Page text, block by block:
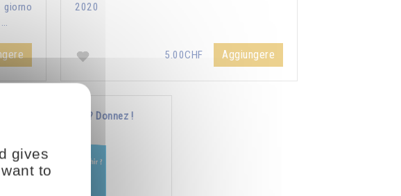
giorno
2020
5.00CHF Aggiungere
voulez vous enrichir ? Donnez !
gives
to